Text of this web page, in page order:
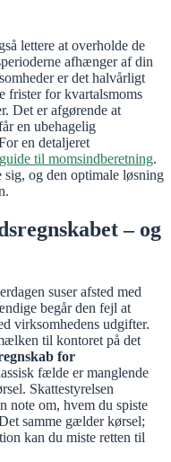
lettere at overholde de
afhænger af din
er det halvårligt
frister for kvartalsmoms
Det er afgørende at
en ubehagelig
en detaljeret
guide til momsindberetning.
og den optimale løsning
– og
suser afsted med
begår den fejl at
virksomhedens udgifter.
til kontoret på det
for
fælde er manglende
Skattestyrelsen
note om, hvem du spiste
samme gælder kørsel;
kan du miste retten til